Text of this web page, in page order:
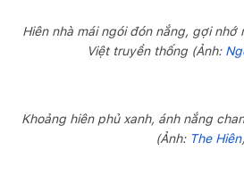
Hiên nhà mái ngói đón nắng, gợi nhớ
Việt truyền thống (Ảnh:
Khoảng hiên phủ xanh, ánh nắng
(Ảnh: The Hiên